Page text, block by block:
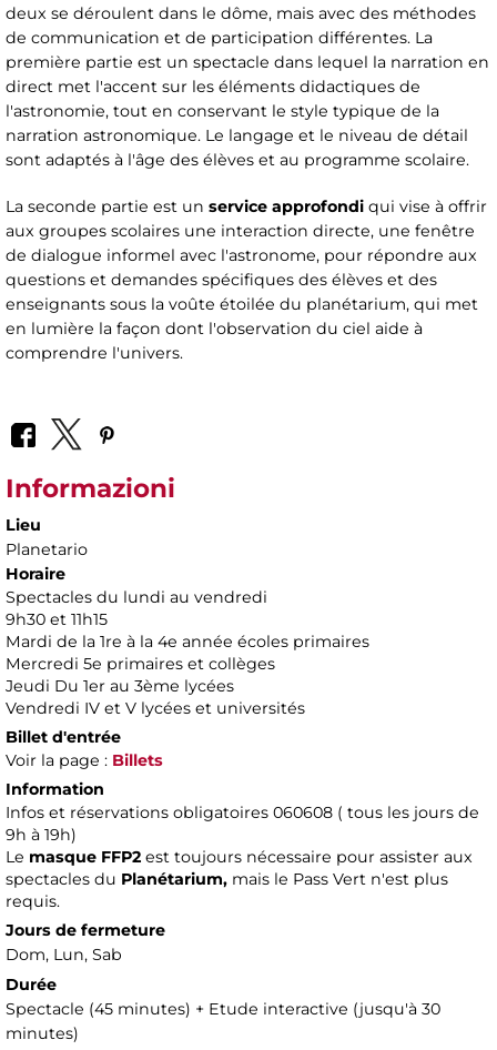
deux se déroulent dans le dôme, mais avec des méthodes
de communication et de participation différentes. La
première partie est un spectacle dans lequel la narration en
direct met l'accent sur les éléments didactiques de
l'astronomie, tout en conservant le style typique de la
narration astronomique. Le langage et le niveau de détail
sont adaptés à l'âge des élèves et au programme scolaire.
La seconde partie est un service approfondi qui vise à offrir
aux groupes scolaires une interaction directe, une fenêtre
de dialogue informel avec l'astronome, pour répondre aux
questions et demandes spécifiques des élèves et des
enseignants sous la voûte étoilée du planétarium, qui met
en lumière la façon dont l'observation du ciel aide à
comprendre l'univers.
Informazioni
Lieu
Planetario
Horaire
Spectacles du lundi au vendredi
9h30 et 11h15
Mardi de la 1re à la 4e année écoles primaires
Mercredi 5e primaires et collèges
Jeudi Du 1er au 3ème lycées
Vendredi IV et V lycées et universités
Billet d'entrée
Voir la page : Billets
Information
Infos et réservations obligatoires 060608 ( tous les jours de
9h à 19h)
Le masque FFP2 est toujours nécessaire pour assister aux
spectacles du Planétarium, mais le Pass Vert n'est plus
requis.
Jours de fermeture
Dom, Lun, Sab
Durée
Spectacle (45 minutes) + Etude interactive (jusqu'à 30
minutes)